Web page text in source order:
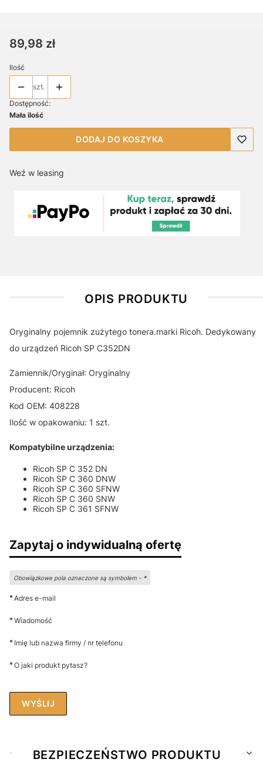
Cena
89,98 zł
Ilość
szt.
Dostępność:
Mała ilość
DODAJ DO KOSZYKA
Weź w leasing
OPIS PRODUKTU
Oryginalny pojemnik zużytego tonera.marki Ricoh. Dedykowany
do urządzeń Ricoh SP C352DN
Zamiennik/Oryginał: Oryginalny
Producent: Ricoh
Kod OEM: 408228
Ilość w opakowaniu: 1 szt.
Kompatybilne urządzenia:
Ricoh SP C 352 DN
Ricoh SP C 360 DNW
Ricoh SP C 360 SFNW
Ricoh SP C 360 SNW
Ricoh SP C 361 SFNW
Zapytaj o indywidualną ofertę
Obowiązkowe pola oznaczone są symbolem - *
*Adres e-mail
*Wiadomość
* Imię lub nazwa firmy / nr telefonu
*O jaki produkt pytasz?
WYŚLIJ
BEZPIECZEŃSTWO PRODUKTU